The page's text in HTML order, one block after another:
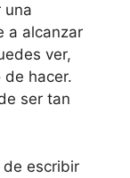
una
a alcanzar
ver,
hacer.
ser tan
de escribir